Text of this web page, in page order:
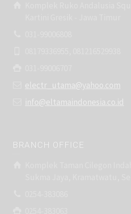
electr_utama@yahoo.com
info@eltamaindonesia.co.id
BRANCH OFFICE